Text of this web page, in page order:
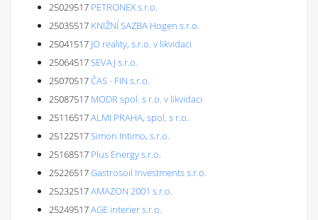
25029517 PETRONEX s.r.o.
25035517 KNIŽNÍ SAZBA Hogen s.r.o.
25041517 JO reality, s.r.o. v likvidaci
25064517SEVAJ s.r.o.
25070517ČAS - FIN s.r.o.
25087517 MODR spol. s r.o. v likvidaci
25116517ALMI PRAHA, spol. s r.o.
25122517Simon Intimo, s.r.o.
25168517 Plus Energy s.r.o.
25226517Gastrosoil Investments s.r.o.
25232517AMAZON 2001 s.r.o.
25249517AGE interier s.r.o.